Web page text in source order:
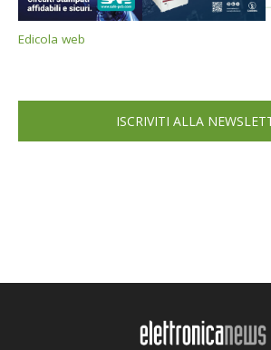
Edicola web
ISCRIVITI ALLA